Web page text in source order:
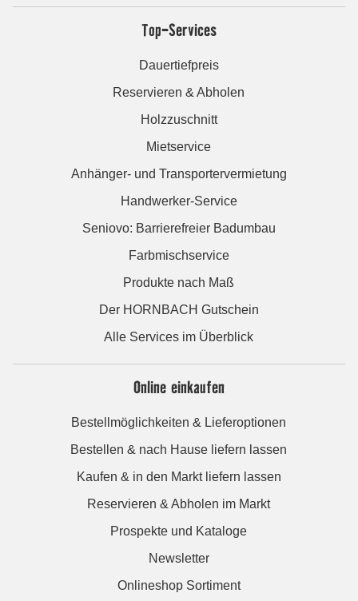
Top-Services
Dauertiefpreis
Reservieren & Abholen
Holzzuschnitt
Mietservice
Anhänger- und Transportervermietung
Handwerker-Service
Seniovo: Barrierefreier Badumbau
Farbmischservice
Produkte nach Maß
Der HORNBACH Gutschein
Alle Services im Überblick
Online einkaufen
Bestellmöglichkeiten & Lieferoptionen
Bestellen & nach Hause liefern lassen
Kaufen & in den Markt liefern lassen
Reservieren & Abholen im Markt
Prospekte und Kataloge
Newsletter
Onlineshop Sortiment